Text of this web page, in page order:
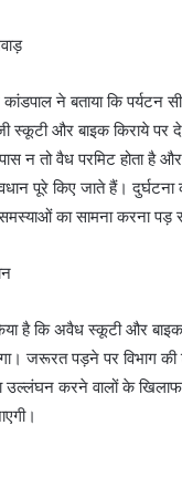
ने बताया कि पर्यटन
स्कूटी और बाइक किराये
न तो वैध परमिट होता है और
पूरे किए जाते हैं। दुर्घटना
समस्याओं का सामना करना पड़
है कि अवैध स्कूटी और
जरूरत पड़ने पर विभाग
उल्लंघन करने वालों के